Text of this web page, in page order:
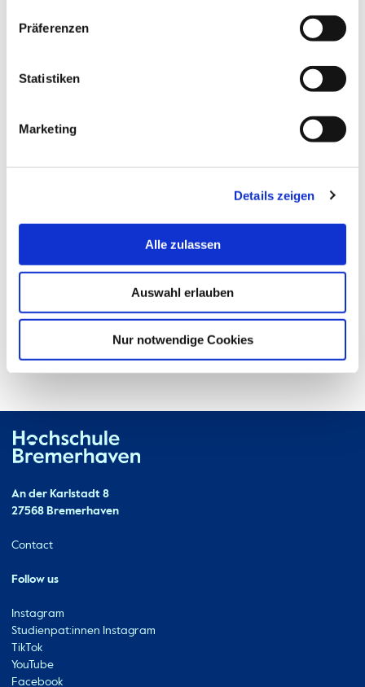
Präferenzen
Statistiken
Marketing
Details zeigen
Alle zulassen
Auswahl erlauben
Nur notwendige Cookies
Email: nbeinssen[at]hs-bremerhaven[dot]de
Postal Address:
An der Karlstadt 8
Contact
An der Karlstadt 8
27568 Bremerhaven
Ressourcen
Contact
Follow us
Instagram
Studienpat:innen Instagram
TikTok
YouTube
Facebook